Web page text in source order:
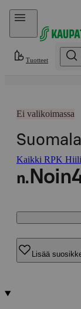
Hyppää sisältöön
Tuotteet
Ei valikoimassa
Kaikki RPK Hiili
n. Noin
Lisää